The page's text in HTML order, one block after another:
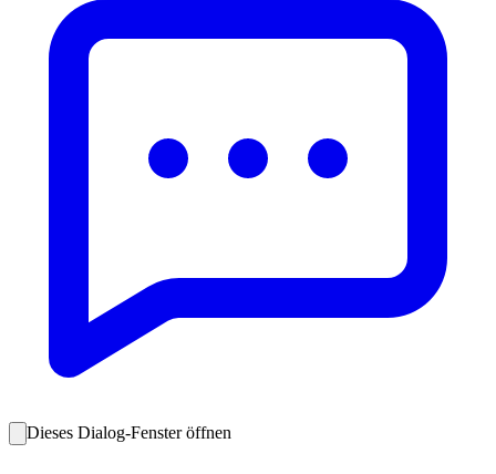
Dieses Dialog-Fenster öffnen